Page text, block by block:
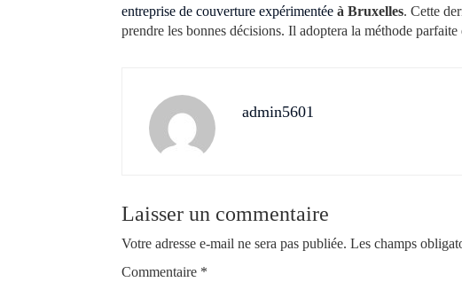
entreprise de couverture expérimentée à Bruxelles. Cette
prendre les bonnes décisions. Il adoptera la méthode
admin5601
Laisser un commentaire
Votre adresse e-mail ne sera pas publiée. Les champs
Commentaire *